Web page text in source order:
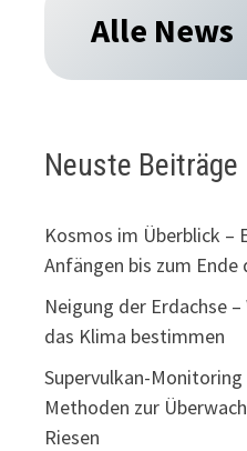
Alle News
Neuste Beiträge
Kosmos im Überblick –
Anfängen bis zum Ende
Neigung der Erdachse
das Klima bestimmen
Supervulkan-Monitoring
Methoden zur
Riesen